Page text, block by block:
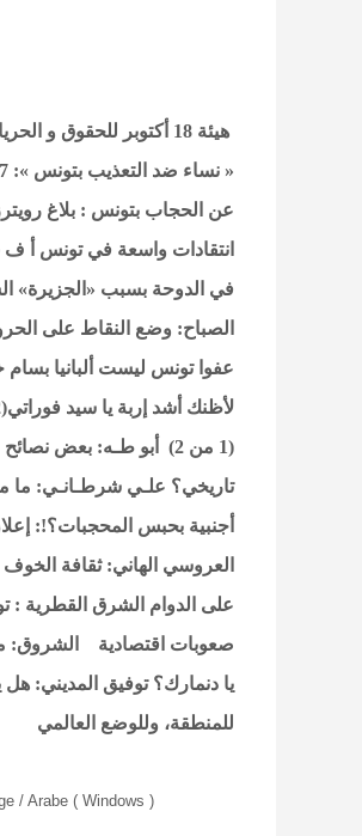
هيئة 18 أكتوبر للحقوق و الحريات: بــــــــــيان
« نساء ضد التعذيب بتونس »: 7 نوفمبر: يوم عالمي للتضامن مع النساء المضطهدات في تونس
عن الحجاب بتونس : بلاغ
انتقادات واسعة في تونس أ ف
في الدوحة بسبب «الجزيرة»
الصباح: وضع النقاط على
عفوا تونس ليست ألبانيا بسام
لأظنك أشد إربة يا سيد فوراتي(2 من 2)
(1 من 2)
أبو طـه: بعض
تاريخي؟ علـي شرطـانـي: ما
أجنبية بحبس المحجبات؟!:
العروسي الهاني: ثقافة
على الدوام الشرق القطرية :
صعوبات اقتصادية الشروق:
يا دنمارك؟ توفيق المديني: هل
للمنطقة، وللوضع العالمي
/ Arabe ( Windows )